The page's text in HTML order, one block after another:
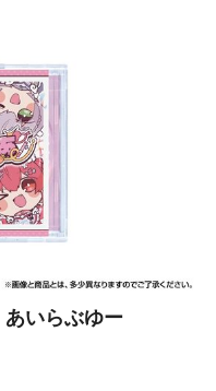
いらぶゆー